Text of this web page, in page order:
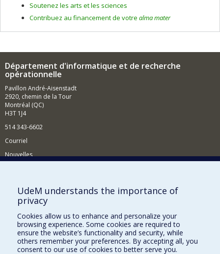
Soutenez les arts et les sciences
Contribuez au financement de votre alma mater
Département d'informatique et de recherche
opérationnelle
Pavillon André-Aisenstadt
2920, chemin de la Tour
Montréal (QC)
H3T 1J4
514 343-6602
Courriel
Nouvelles
Comment soutenir le Département?
BESOIN D'AIDE?
Plan du site
Signaler une erreur
Accessibilité
UdeM understands the importance of
privacy
Cookies allow us to enhance and personalize your
browsing experience. Some cookies are required to
ensure the website’s functionality and security, while
others remember your preferences. By accepting all, you
consent to our use of cookies to better serve you.